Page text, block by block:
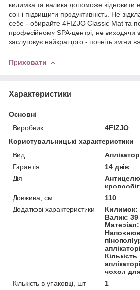
килимка та валика допоможе відновити
сон і підвищити продуктивність. Не
себе - обирайте 4FIZJO Classic Mat та
професійному SPA-центрі, не виходячи
заслуговує найкращого - почніть зміни
Приховати
Характеристики
Основні
Виробник
4FIZJO
Користувальницькі характеристики
Вид
Гарантія
14 днів
Дія
Довжина, см
110
Додаткові характеристики
Килимок:
Валик: 39
чохол
Кількість в упаковці, шт
1